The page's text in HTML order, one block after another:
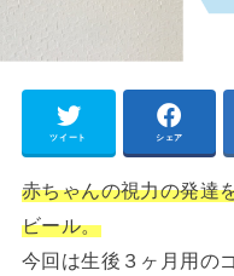
ツイート シェア
赤ちゃんの視力の発達
ビール。
今回は生後３ヶ月用の